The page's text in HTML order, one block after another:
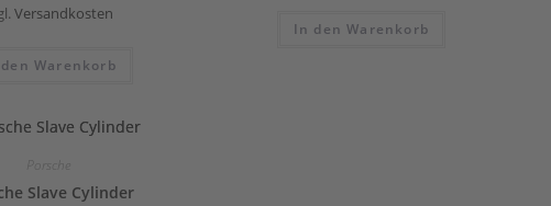
Versandkosten
Warenkorb
In den Warenkorb
Slave Cylinder